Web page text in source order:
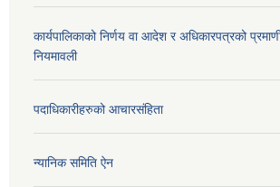
कार्यपालिकाको निर्णय वा आदेश र अधिकारपत्रको
नियमावली
पदाधिकारीहरुको आचारसंहिता
न्यानिक समिति ऐन